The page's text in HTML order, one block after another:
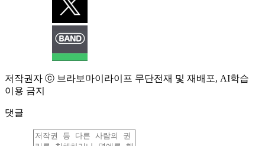
저작권자 ⓒ 브라보마이라이프 무단전재 및 재배포, AI학습
이용 금지
댓글